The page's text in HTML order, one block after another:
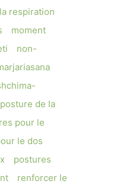
la respiration
moment
non-
posture de la
pour le
le dos
postures
renforcer le